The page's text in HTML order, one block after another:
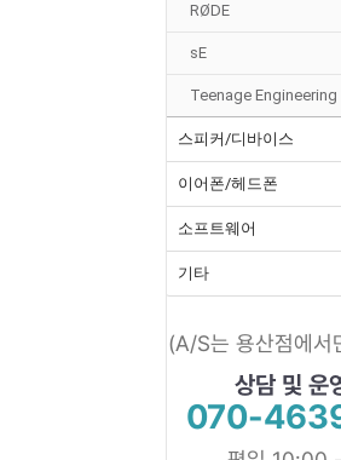
RØDE
sE
Teenage Engineering
스피커/디바이스
이어폰/헤드폰
소프트웨어
기타
(A/S는 용산점에서
상담 및 운
070-